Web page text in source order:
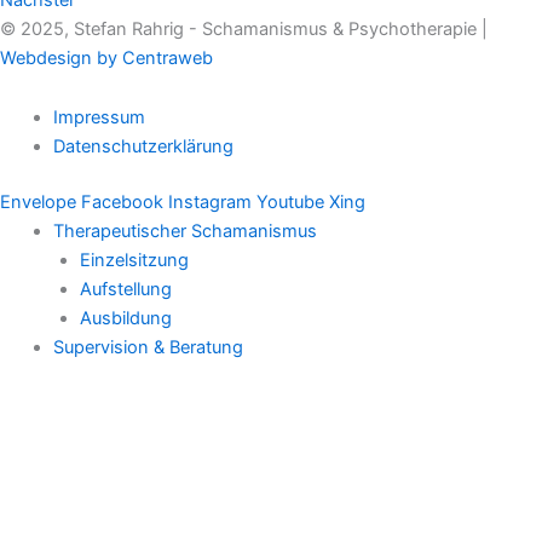
© 2025, Stefan Rahrig - Schamanismus & Psychotherapie |
Webdesign by Centraweb
Impressum
Datenschutzerklärung
Envelope Facebook Instagram Youtube Xing
Therapeutischer Schamanismus
Einzelsitzung
Aufstellung
Ausbildung
Supervision & Beratung